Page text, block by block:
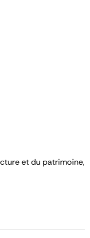
et du patrimoine,